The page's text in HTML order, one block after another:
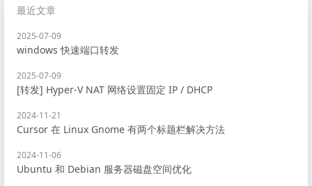
最近文章
2025-07-09
windows 快速端口转发
2025-07-09
[转发] Hyper-V NAT 网络设置固定 IP / DHCP
2024-11-21
Cursor 在 Linux Gnome 有两个标题栏解决方法
2024-11-06
Ubuntu 和 Debian 服务器磁盘空间优化